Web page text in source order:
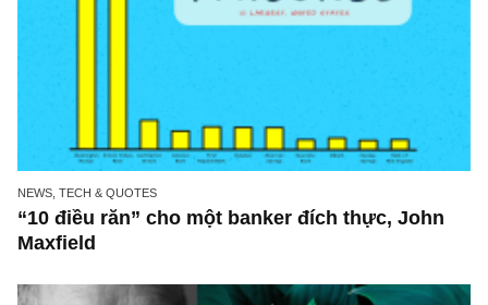
NEWS, TECH & QUOTES
Maxfield